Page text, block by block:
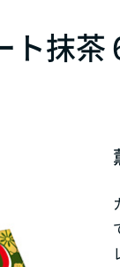
ト抹茶